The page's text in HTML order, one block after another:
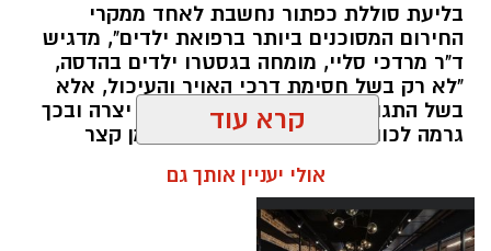
החשודים כסמים מסוכנים, כסף מזומן ואמצעים
נוספים.
בפעילות בלשי תחנת לב הבירה שביצעו חיפוש
ע"פ צו בימ"ש, אותרו שני כלי רכב שעוררו את
חשדם של השוטרים. לאחר מעקב סמוי נעצרו שני
חשודים (27,31) תושבי העיר ירושלים. ובחיפוש בכלי
הרכב נתפסו כ-5.5 ק"ג של חומרים החשודים
בליעת סוללת כפתור נחשבת לאחד ממקרי
החירום המסוכנים ביותר ברפואת ילדים", מדגיש
ד"ר מרדכי סליי, מומחה בגסטרו ילדים בהדסה,
"לא רק בשל חסימת דרכי האויר והעיכול, אלא
בשל התגובה הכימית המקומית שהיא יצרה ובכך
גרמה לכוויות חמורות בוושט בתוך זמן קצר
תוך אבי העורקים״
קרא עוד
אולי יעניין אותך גם